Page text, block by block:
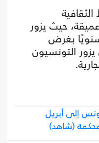
حيث يزور
بغرض
التونسيون
إلى أبريل
(شاهد)